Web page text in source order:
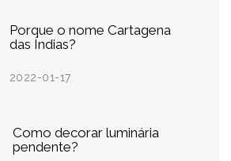
Porque o nome Cartagena
das Índias?
2022-01-17
Como decorar luminária
pendente?